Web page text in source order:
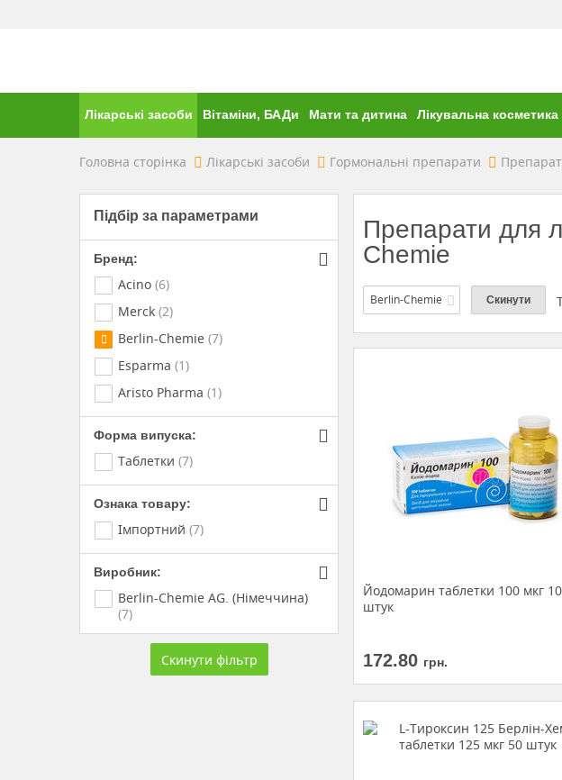
Лікарські засоби Вітаміни, БАДи Мати та дитина Лікувальна косметика
Головна сторінка Лікарські засоби Гормональні препарати
Підбір за параметрами
Бренд:
Acino (6)
Merck (2)
Berlin-Chemie (7)
Esparma (1)
Aristo Pharma (1)
Форма випуска:
Таблетки (7)
Ознака товару:
Імпортний (7)
Виробник:
Berlin-Chemie AG. (Німеччина)
(7)
Скинути фільтр
Препарати для
Chemie
Berlin-Chemie Скинути
Йодомарин таблетки 100 мкг
штук
172.80 грн.